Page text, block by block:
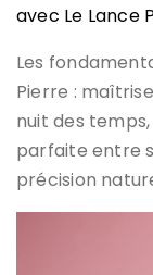
avec Le Lance
Les
Pierre :
nuit des
parfaite entre
précision